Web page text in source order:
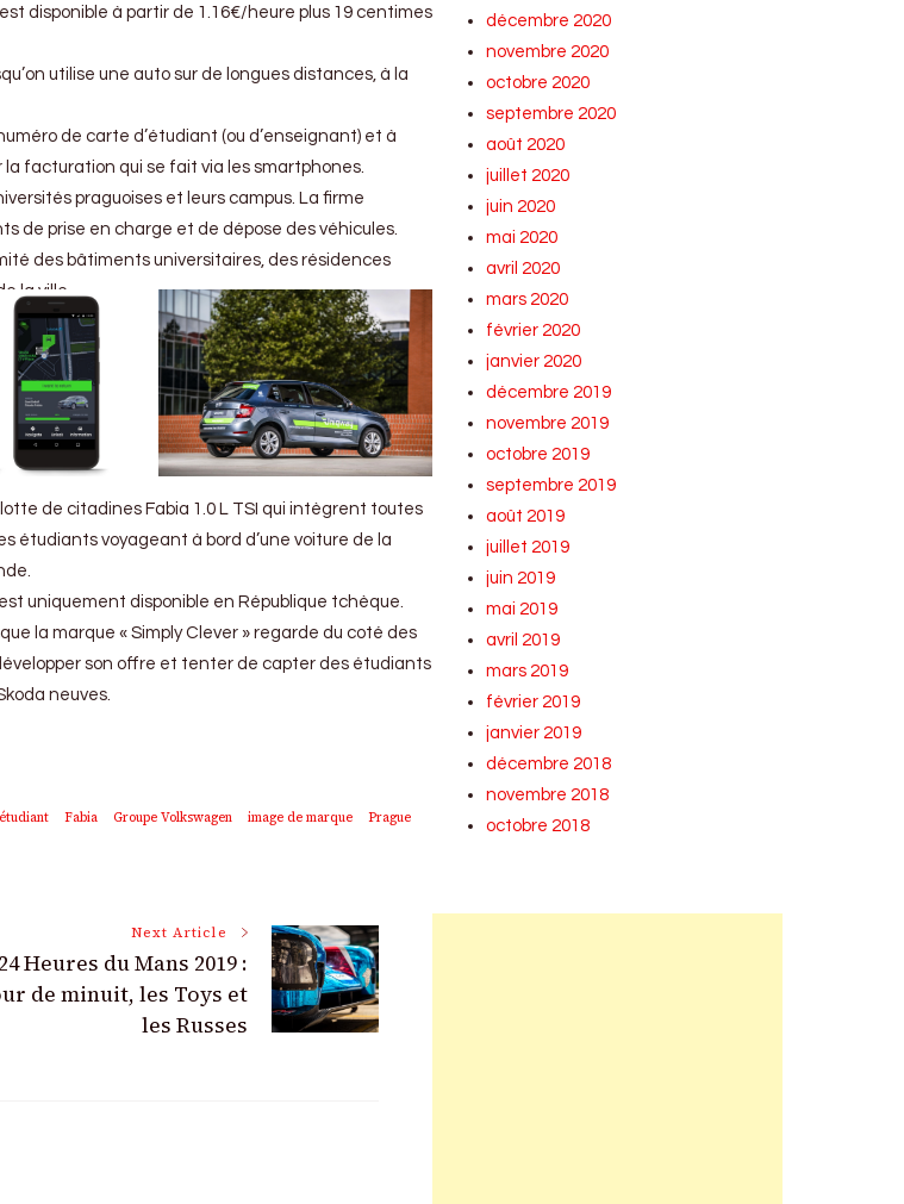
disponible à partir de 1.16€/heure plus 19 centimes
utilise une auto sur de longues distances, à la
de carte d’étudiant (ou d’enseignant) et à
la facturation qui se fait via les smartphones.
praguoises et leurs campus. La firme
de prise en charge et de dépose des véhicules.
des bâtiments universitaires, des résidences
la ville.
de citadines Fabia 1.0 L TSI qui intègrent toutes
étudiants voyageant à bord d’une voiture de la
uniquement disponible en République tchèque.
la marque « Simply Clever » regarde du coté des
son offre et tenter de capter des étudiants
neuves.
étudiant Fabia Groupe Volkswagen image de marque
Prague
Next Article
24 Heures du Mans 2019 :
de minuit, les Toys et
les Russes
décembre 2020
novembre 2020
octobre 2020
septembre 2020
août 2020
juillet 2020
juin 2020
mai 2020
avril 2020
mars 2020
février 2020
janvier 2020
décembre 2019
novembre 2019
octobre 2019
septembre 2019
août 2019
juillet 2019
juin 2019
mai 2019
avril 2019
mars 2019
février 2019
janvier 2019
décembre 2018
novembre 2018
octobre 2018